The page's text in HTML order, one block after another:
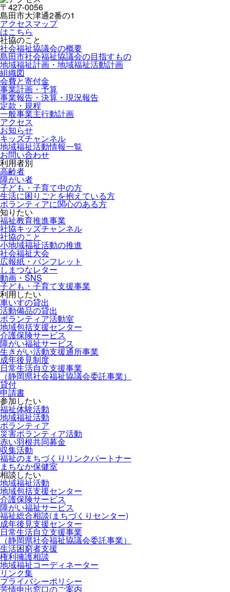
〒427-0056
島田市大津通2番の1
アクセスマップ
はこちら
社協のこと
社会福祉協議会の概要
島田市社会福祉協議会の目指すもの
地域福祉計画・地域福祉活動計画
組織図
会費と寄付金
事業計画・予算
事業報告・決算・現況報告
定款・規程
一般事業主行動計画
アクセス
お知らせ
キッズチャンネル
地域福祉活動情報一覧
お問い合わせ
利用者別
高齢者
障がい者
子ども・子育て中の方
生活に困りごとを抱えている方
ボランティアに関心のある方
知りたい
福祉教育推進事業
社協キッズチャンネル
社協のこと
小地域福祉活動の推進
社会福祉大会
広報紙・パンフレット
しまつなレター
動画・SNS
子ども・子育て支援事業
利用したい
車いすの貸出
活動備品の貸出
ボランティア活動室
地域包括支援センター
介護保険サービス
障がい福祉サービス
生きがい活動支援通所事業
成年後見制度
日常生活自立支援事業
（静岡県社会福祉協議会委託事業）
貸付
申請書
参加したい
福祉体験活動
地域福祉活動
ボランティア
災害ボランティア活動
赤い羽根共同募金
収集活動
福祉のまちづくりリンクパートナー
まちなか保健室
相談したい
地域福祉活動
地域包括支援センター
介護保険サービス
障がい福祉サービス
福祉総合相談(まちづくりセンター)
成年後見支援センター
日常生活自立支援事業
（静岡県社会福祉協議会委託事業）
生活困窮者支援
権利擁護相談
地域福祉コーディネーター
リンク集
プライバシーポリシー
苦情申出窓口のご案内